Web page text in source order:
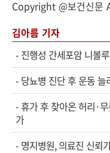
Copyright @보건신
김아름 기자
- 진행성 간세포암 니볼
- 당뇨병 진단 후 운동
-휴가 후 찾아온 허리·
가
- 명지병원, 의료진 신뢰